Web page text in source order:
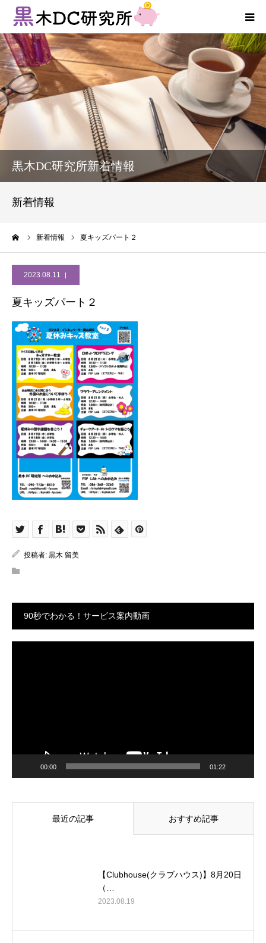
黒木DC研究所新着情報
新着情報
新着情報 夏キッズパート２
2023.08.11
夏キッズパート２
投稿者: 黒木 留美
90秒でわかる！サービス案内動画
00:00 01:22
最近の記事 おすすめ記事
【Clubhouse(クラブハウス)】8月20日
（…
2023.08.19
法人向けサービス
個人向けサービス
新着情報
お問い合わせ